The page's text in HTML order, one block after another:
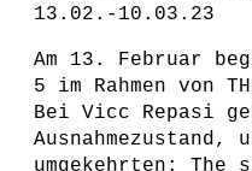
13.02.-10.03.23
Am 13. Februar
5 im Rahmen von
Bei Vicc Repasi
Ausnahmezustand,
umgekehrten: The